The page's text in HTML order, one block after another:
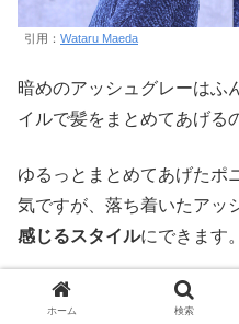
引用： Wataru Maeda
暗めのアッシュグレーはふ
イルで髪をまとめてあげる
ゆるっとまとめてあげたポ
気ですが、落ち着いたアッ
感じるスタイルにできます。
ポニーテールの位置は高く
ホーム 検索